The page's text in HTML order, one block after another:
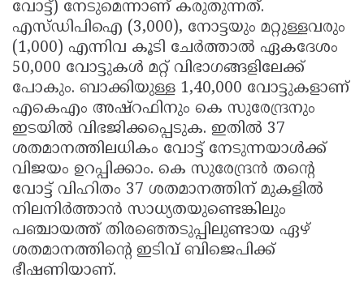
വോട്ട്) നേടുമെന്നാണ് കരുതുന്നത്.
എസ്ഡിപിഐ (3,000), നോട്ടയും മറ്റുള്ളവരും
(1,000) എന്നിവ കൂടി ചേർത്താൽ ഏകദേശം
50,000 വോട്ടുകൾ മറ്റ് വിഭാഗങ്ങളിലേക്ക്
പോകും. ബാക്കിയുള്ള 1,40,000 വോട്ടുകളാണ്
എകെഎം അഷ്റഫിനും കെ സുരേന്ദ്രനും
ഇടയിൽ വിഭജിക്കപ്പെടുക. ഇതിൽ 37
ശതമാനത്തിലധികം വോട്ട് നേടുന്നയാൾക്ക്
വിജയം ഉറപ്പിക്കാം. കെ സുരേന്ദ്രൻ തന്റെ
വോട്ട് വിഹിതം 37 ശതമാനത്തിന് മുകളിൽ
നിലനിർത്താൻ സാധ്യതയുണ്ടെങ്കിലും
പഞ്ചായത്ത് തിരഞ്ഞെടുപ്പിലുണ്ടായ ഏഴ്
ശതമാനത്തിന്റെ ഇടിവ് ബിജെപിക്ക്
ഭീഷണിയാണ്.